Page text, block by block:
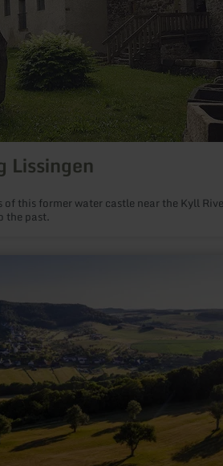
Lissingen
of this former water castle near the Kyll
the past.